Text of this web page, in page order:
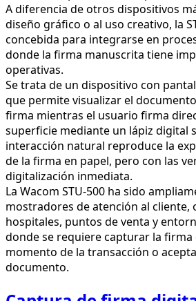
A diferencia de otros dispositivos
diseño gráfico o al uso creativo, la
concebida para integrarse en
donde la firma manuscrita tiene
operativas.
Se trata de un dispositivo con
que permite visualizar el
firma mientras el usuario firma
superficie mediante un lápiz digital
interacción natural reproduce la
de la firma en papel, pero con las
digitalización inmediata.
La Wacom STU-500 ha sido
mostradores de atención al cliente,
hospitales, puntos de venta y
donde se requiere capturar la firma
momento de la transacción o
documento.